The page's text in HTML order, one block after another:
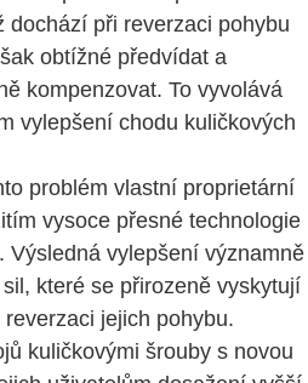
dochází při reverzaci pohybu
obtížné předvídat a
kompenzovat. To vyvolává
vylepšení chodu kuličkových
problém vlastní proprietární
vysoce přesné technologie
Výsledná vylepšení významně
které se přirozeně vyskytují
jejich pohybu.
kuličkovými šrouby s novou